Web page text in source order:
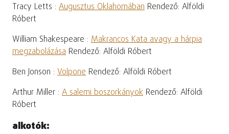
Tracy Letts : Augusztus Oklahomában Rendező: Alföldi
Róbert
William Shakespeare : Makrancos Kata avagy a hárpia
megzabolázása Rendező: Alföldi Róbert
Ben Jonson : Volpone Rendező: Alföldi Róbert
Arthur Miller : A salemi boszorkányok Rendező: Alföldi
Róbert
alkotók: